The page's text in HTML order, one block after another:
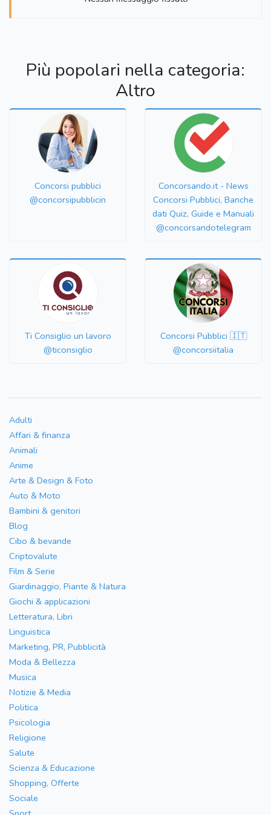
Più popolari nella categoria:
Altro
Concorsi pubblici
@concorsipubblicin
Concorsando.it - News
Concorsi Pubblici, Banche
dati Quiz, Guide e Manuali
@concorsandotelegram
Ti Consiglio un lavoro
@ticonsiglio
Concorsi Pubblici 🇮🇹
@concorsiitalia
Adulti
Affari & finanza
Animali
Anime
Arte & Design & Foto
Auto & Moto
Bambini & genitori
Blog
Cibo & bevande
Criptovalute
Film & Serie
Giardinaggio, Piante & Natura
Giochi & applicazioni
Letteratura, Libri
Linguistica
Marketing, PR, Pubblicità
Moda & Bellezza
Musica
Notizie & Media
Politica
Psicologia
Religione
Salute
Scienza & Educazione
Shopping, Offerte
Sociale